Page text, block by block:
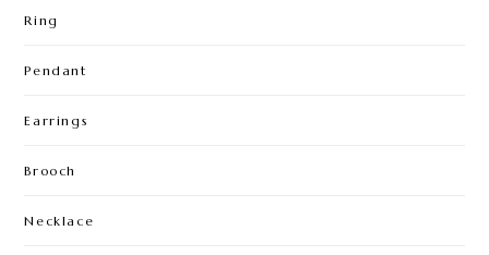
Ring
Pendant
Earrings
Brooch
Necklace